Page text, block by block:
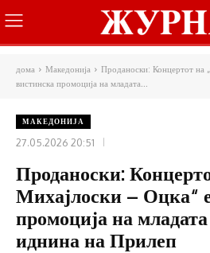
дома Македонија
Проданоски: Концертот на
вистинска промоција на младата...
МАКЕДОНИЈА
27.05.2026 20:51
Проданоски:
Михајлоски – Оцка“
промоција на
иднина на Прилеп